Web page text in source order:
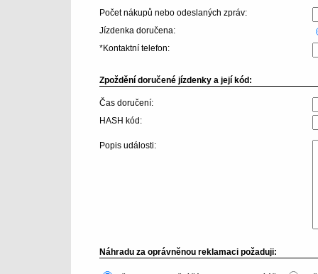
Počet nákupů nebo odeslaných zpráv:
Jízdenka doručena:
*Kontaktní telefon:
Zpoždění doručené jízdenky a její kód:
Čas doručení:
HASH kód:
Popis události:
Náhradu za oprávněnou reklamaci požaduji: